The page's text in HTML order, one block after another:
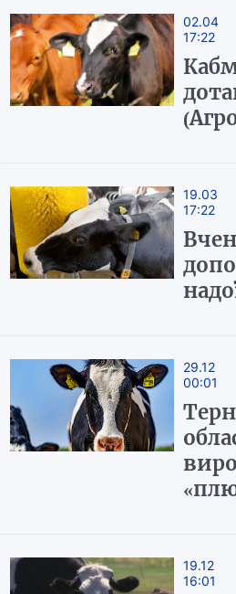
02.04
17:22
19.03
17:22
29.12
00:01
19.12
16:01